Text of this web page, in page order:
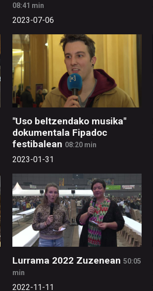
08:41 min
2023-07-06
"Uso beltzendako musika"
dokumentala Fipadoc
festibalean 08:20 min
2023-01-31
Lurrama 2022 Zuzenean 50:05
min
2022-11-11